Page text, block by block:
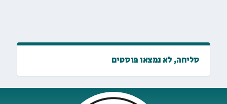
סליחה, לא נמצאו פוסטים